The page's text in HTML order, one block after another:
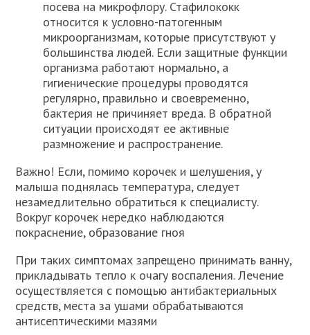
посева на микрофлору. Стафилококк
относится к условно-патогенным
микроорганизмам, которые присутствуют у
большинства людей. Если защитные функции
организма работают нормально, а
гигиенические процедуры проводятся
регулярно, правильно и своевременно,
бактерия не причиняет вреда. В обратной
ситуации происходят ее активные
размножение и распространение.
Важно! Если, помимо корочек и шелушения, у
малыша поднялась температура, следует
незамедлительно обратиться к специалисту.
Вокруг корочек нередко наблюдаются
покраснение, образование гноя
При таких симптомах запрещено принимать ванну,
прикладывать тепло к очагу воспаления. Лечение
осуществляется с помощью антибактериальных
средств, места за ушами обрабатываются
антисептическими мазями